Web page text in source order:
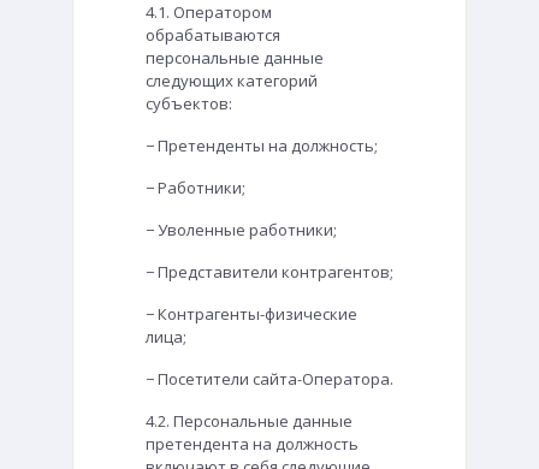
4.1. Оператором
обрабатываются
персональные данные
следующих категорий
субъектов:
− Претенденты на должность;
− Работники;
− Уволенные работники;
− Представители контрагентов;
− Контрагенты-физические
лица;
− Посетители сайта-Оператора.
4.2. Персональные данные
претендента на должность